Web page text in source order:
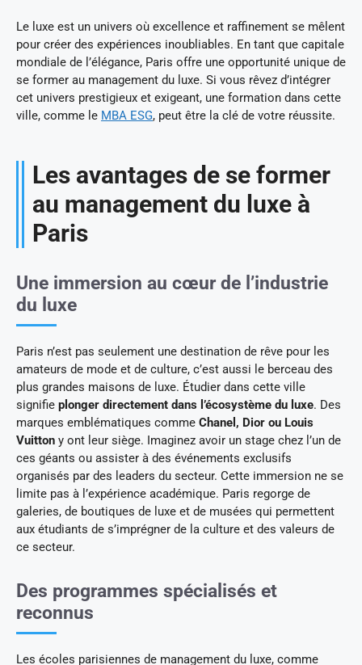
Le luxe est un univers où excellence et raffinement se mêlent
pour créer des expériences inoubliables. En tant que capitale
mondiale de l’élégance, Paris offre une opportunité unique de
se former au management du luxe. Si vous rêvez d’intégrer
cet univers prestigieux et exigeant, une formation dans cette
ville, comme le MBA ESG, peut être la clé de votre réussite.
Les avantages de se former
au management du luxe à
Paris
Une immersion au cœur de l’industrie
du luxe
Paris n’est pas seulement une destination de rêve pour les
amateurs de mode et de culture, c’est aussi le berceau des
plus grandes maisons de luxe. Étudier dans cette ville
signifie plonger directement dans l’écosystème du luxe. Des
marques emblématiques comme Chanel, Dior ou Louis
Vuitton y ont leur siège. Imaginez avoir un stage chez l’un de
ces géants ou assister à des événements exclusifs
organisés par des leaders du secteur. Cette immersion ne se
limite pas à l’expérience académique. Paris regorge de
galeries, de boutiques de luxe et de musées qui permettent
aux étudiants de s’imprégner de la culture et des valeurs de
ce secteur.
Des programmes spécialisés et
reconnus
Les écoles parisiennes de management du luxe, comme